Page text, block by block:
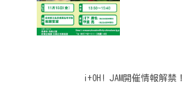
i+OH! JAM開催情報解禁！